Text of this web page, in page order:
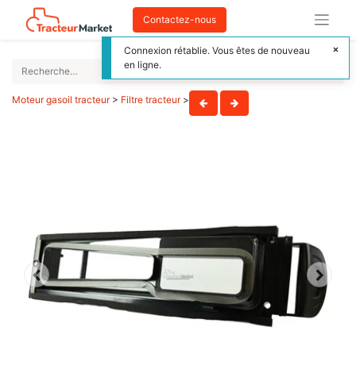
Contactez-nous
Moteur gasoil tracteur> Filtre tracteur>
Connexion rétablie. Vous êtes de nouveau
en ligne.